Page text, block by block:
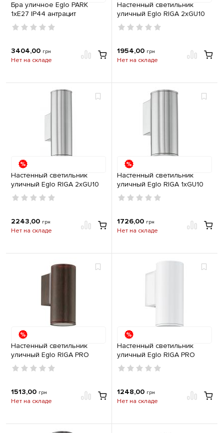
Бра уличное Eglo PARK
1хE27 IP44 антрацит
3404,00 грн
Нет на складе
Настенный светильник
уличный Eglo RIGA 2хGU10
IP44 антрацит
1954,00 грн
Нет на складе
Настенный светильник
уличный Eglo RIGA 2хGU10
IP44 нержавеющая сталь
2243,00 грн
Нет на складе
Настенный светильник
уличный Eglo RIGA 1хGU10
IP44 нержавеющая сталь
1726,00 грн
Нет на складе
Настенный светильник
уличный Eglo RIGA PRO
1хGU10 IP44 античный
коричневый
1513,00 грн
Нет на складе
Настенный светильник
уличный Eglo RIGA PRO
1хGU10 IP44 белый
1248,00 грн
Нет на складе